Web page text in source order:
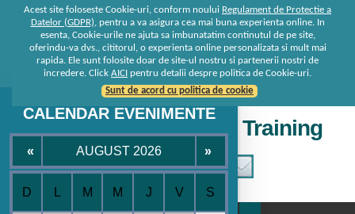
Acest site foloseste Cookie-uri, conform noului Regulament de Protectie a
Datelor (GDPR), pentru a va asigura cea mai buna experienta online. In
esenta, Cookie-urile ne ajuta sa imbunatatim continutul de pe site,
oferindu-va dvs., cititorul, o experienta online personalizata si mult mai
rapida. Ele sunt folosite doar de site-ul nostru si partenerii nostri de
incredere. Click AICI pentru detalii despre politica de Cookie-uri.
Sunt de acord cu politica de cookie
Seminare • Conferinte • Training
CALENDAR EVENIMENTE
« AUGUST 2026 »
D M M J V S